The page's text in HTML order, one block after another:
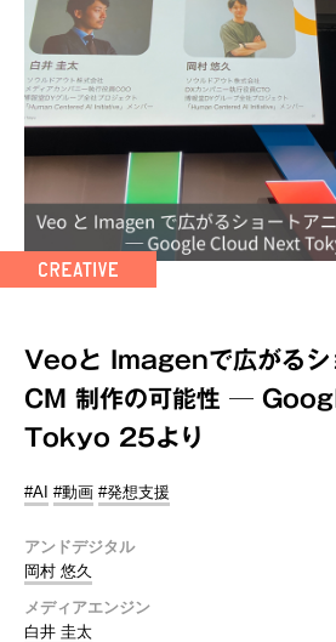
Veoと Imagenで広がるシ
CM 制作の可能性 ─
Tokyo 25より
#AI #動画 #発想支援
アンドデジタル
岡村 悠久
メディアエンジン
白井 圭太